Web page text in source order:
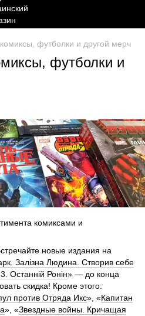
футболки и другой мерч
футболки и
комиксами и
новые издания на
Залізна Людина. Створив себе
Останній Ронін» — до конца
скидка! Кроме этого:
против Отряда Икс», «Капитан
», «Звездные войны. Кричащая